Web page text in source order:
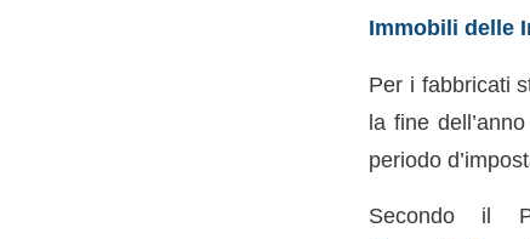
Immobili delle
Per i fabbricati
la fine
periodo
Secondo il